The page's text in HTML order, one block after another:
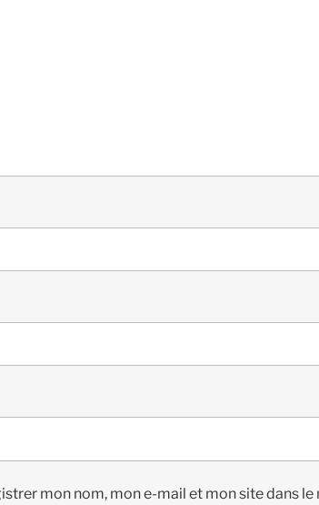
mon nom, mon e-mail et mon site dans